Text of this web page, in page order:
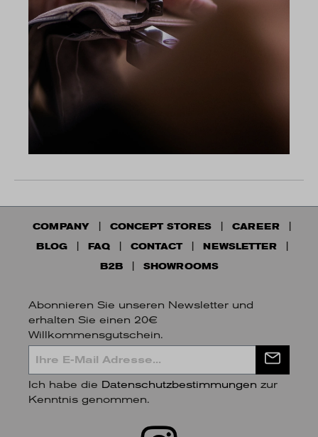
COMPANY CONCEPT STORES
CAREER
BLOG
FAQ CONTACT
NEWSLETTER
B2B
SHOWROOMS
Abonnieren Sie unseren Newsletter und
erhalten Sie einen 20€
Willkommensgutschein.
Ich habe die Datenschutzbestimmungen zur
Kenntnis genommen.